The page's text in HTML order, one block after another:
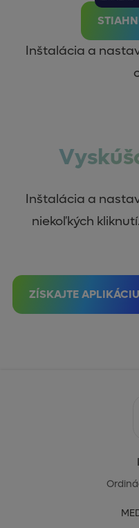
Inštalácia a
Inštalácia a
niekoľkých
ZÍSKAJTE APLIKÁCIU